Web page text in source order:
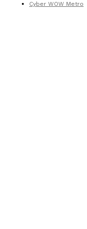
Cyber WOW Metro